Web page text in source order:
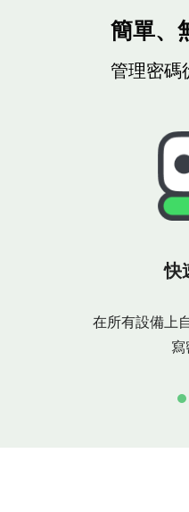
簡單、
管理密碼
快
在所有設備上
寫